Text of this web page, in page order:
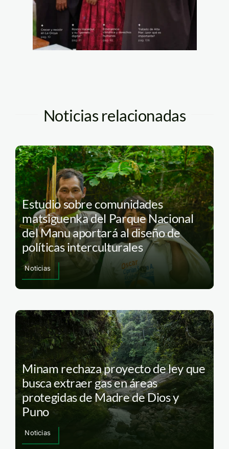
Noticias relacionadas
Estudio sobre comunidades
matsiguenka del Parque Nacional
del Manu aportará al diseño de
políticas interculturales
Noticias
Minam rechaza proyecto de ley que
busca extraer gas en áreas
protegidas de Madre de Dios y
Puno
Noticias